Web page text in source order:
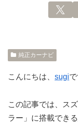
純正カーナビ
こんにちは、 sugiで
この記事では、ス
ラー」に搭載でき